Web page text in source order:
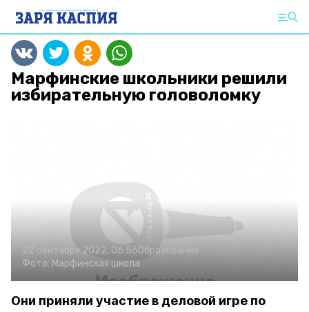
Марфинские школьники решили
избирательную головоломку
22 сентября 2022, 06:56Образование
Фото: Марфинская школа
Они приняли участие в деловой игре по